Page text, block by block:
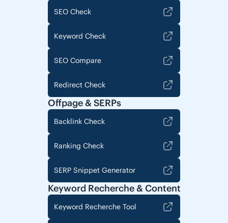
SEO Check
Keyword Check
SEO Compare
Redirect Check
Offpage & SERPs
Backlink Check
Ranking Check
SERP Snippet Generator
Keyword Recherche & Content
Keyword Recherche Tool